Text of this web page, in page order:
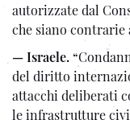
autorizzate dal
che siano
— Israele.
del diritto
attacchi deliberati
le infrastrutture